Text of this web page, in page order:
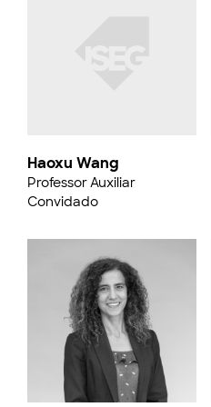
Haoxu Wang
Professor Auxiliar
Convidado